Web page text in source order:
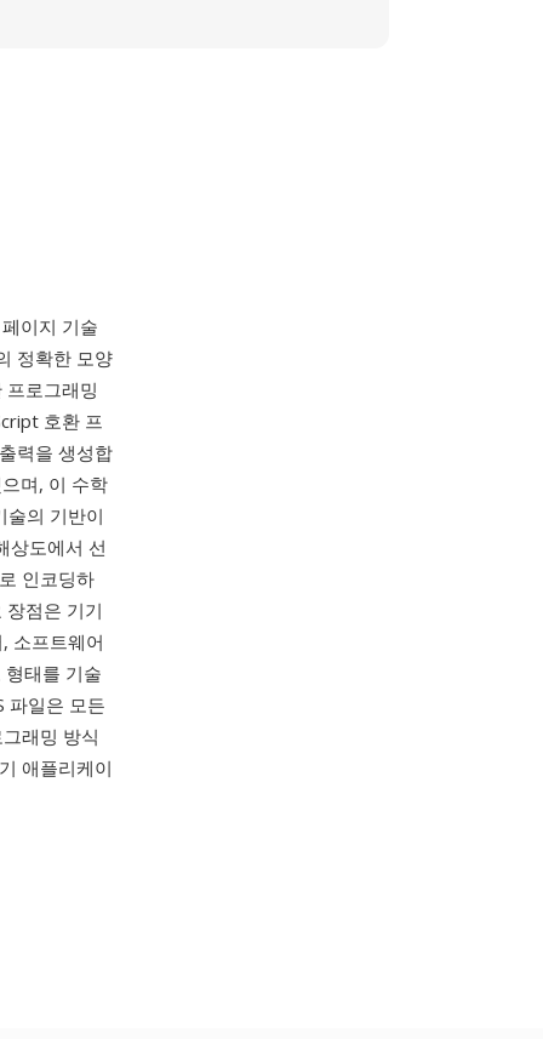
이지 기술
정확한 모양
로그래밍
호환 프
력을 생성합
며, 이 수학
술의 기반이
상도에서 선
인코딩하
점은 기기
소프트웨어
태를 기술
파일은 모든
래밍 방식
애플리케이